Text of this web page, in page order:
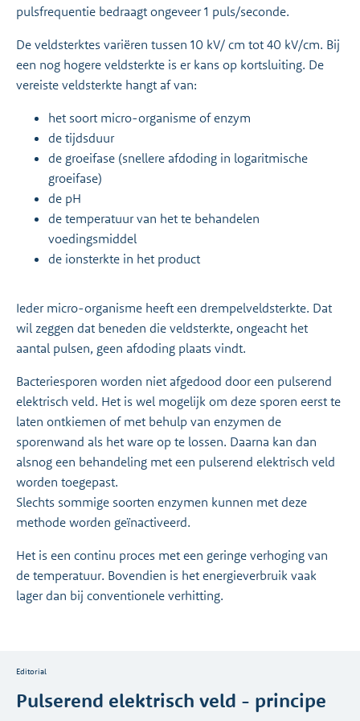
pulsfrequentie bedraagt ongeveer 1 puls/seconde.
De veldsterktes variëren tussen 10 kV/ cm tot 40 kV/cm. Bij
een nog hogere veldsterkte is er kans op kortsluiting. De
vereiste veldsterkte hangt af van:
het soort micro-organisme of enzym
de tijdsduur
de groeifase (snellere afdoding in logaritmische
groeifase)
de pH
de temperatuur van het te behandelen
voedingsmiddel
de ionsterkte in het product
Ieder micro-organisme heeft een drempelveldsterkte. Dat
wil zeggen dat beneden die veldsterkte, ongeacht het
aantal pulsen, geen afdoding plaats vindt.
Bacteriesporen worden niet afgedood door een pulserend
elektrisch veld. Het is wel mogelijk om deze sporen eerst te
laten ontkiemen of met behulp van enzymen de
sporenwand als het ware op te lossen. Daarna kan dan
alsnog een behandeling met een pulserend elektrisch veld
worden toegepast.
Slechts sommige soorten enzymen kunnen met deze
methode worden geïnactiveerd.
Het is een continu proces met een geringe verhoging van
de temperatuur. Bovendien is het energieverbruik vaak
lager dan bij conventionele verhitting.
Editorial
Pulserend elektrisch veld - principe